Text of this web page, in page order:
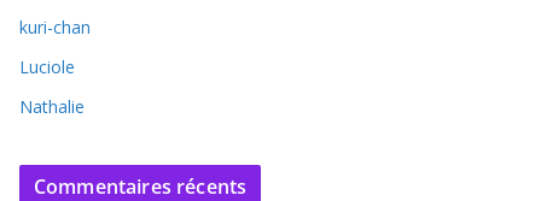
kuri-chan
Luciole
Nathalie
Commentaires récents